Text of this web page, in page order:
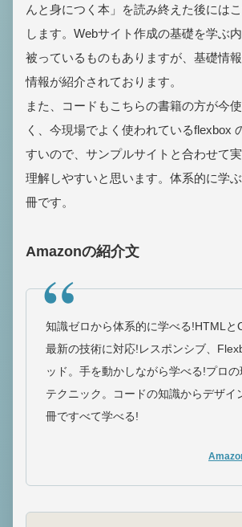
んと身につく本」を読み終えた後には
します。Webサイト作成の基礎を学ぶ
被っているものもありますが、基礎情
情報が紹介されております。
また、コードもこちらの書籍の方が今
く、今現場でよく使われているflexbox
すいので、サンプルサイトと合わせて
理解しやすいと思います。体系的に学
冊です。
Amazonの紹介文
知識ゼロから体系的に学べる!HTMLと
最新の技術に対応!レスポンシブ、
ッド。手を動かしながら学べる!プロ
テクニック。コードの知識からデザイ
冊ですべて学べる!